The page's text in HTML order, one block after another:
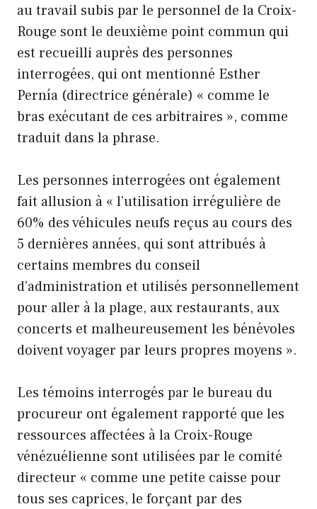
au travail subis par le personnel de la Croix-
Rouge sont le deuxième point commun qui
est recueilli auprès des personnes
interrogées, qui ont mentionné Esther
Pernía (directrice générale) « comme le
bras exécutant de ces arbitraires », comme
traduit dans la phrase.
Les personnes interrogées ont également
fait allusion à « l’utilisation irrégulière de
60% des véhicules neufs reçus au cours des
5 dernières années, qui sont attribués à
certains membres du conseil
d’administration et utilisés personnellement
pour aller à la plage, aux restaurants, aux
concerts et malheureusement les bénévoles
doivent voyager par leurs propres moyens ».
Les témoins interrogés par le bureau du
procureur ont également rapporté que les
ressources affectées à la Croix-Rouge
vénézuélienne sont utilisées par le comité
directeur « comme une petite caisse pour
tous ses caprices, le forçant par des